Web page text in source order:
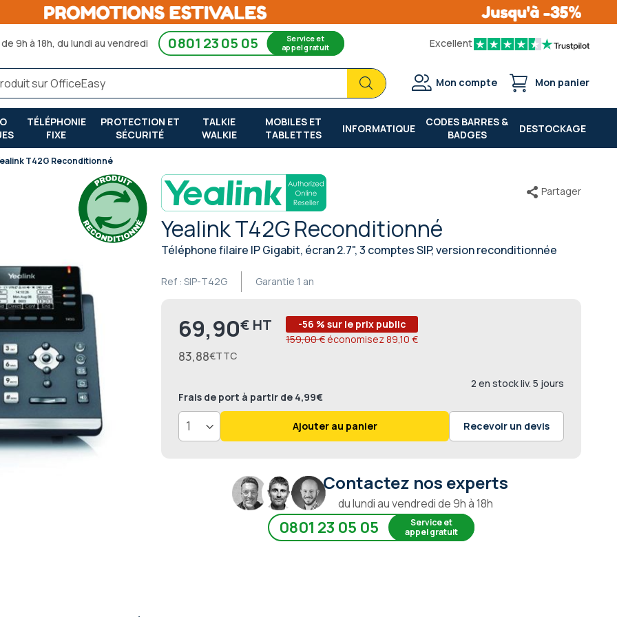
9h à 18h, du lundi au vendredi 0801 23 05 05 Service et
appel gratuit Excellent
Chercher
Chercher
Mon compte Mon panier
TÉLÉPHONIE
FIXE
PROTECTION ET
SÉCURITÉ
TALKIE
WALKIE
MOBILES ET
TABLETTES
INFORMATIQUE
CODES BARRES &
BADGES
DESTOCKAGE
T42G Reconditionné
Yealink T42G Reconditionné
Téléphone filaire IP Gigabit, écran 2.7", 3 comptes SIP, version reconditionnée
Garantie 1 an
Ref : SIP-T42G
Partager
Prix
69,90€
83,88€
-56 % sur le prix public
159,00 € économisez89,10 €
2 en stock liv. 5 jours
Frais de port à partir de 4,99€
Ajouter au panier Recevoir un devis
Contactez nos experts
du lundi au vendredi de 9h à 18h
0801 23 05 05
Service et
appel gratuit